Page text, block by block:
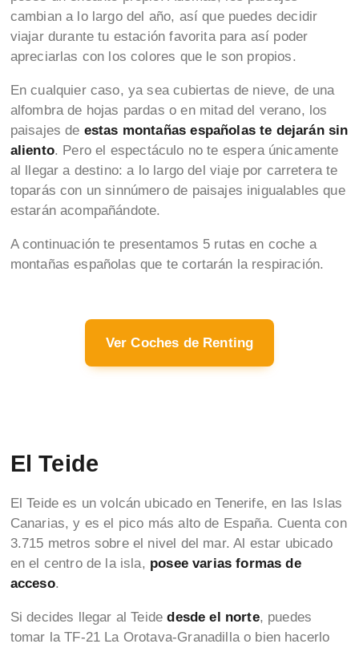
cambian a lo largo del año, así que puedes decidir
viajar durante tu estación favorita para así poder
apreciarlas con los colores que le son propios.
En cualquier caso, ya sea cubiertas de nieve, de una
alfombra de hojas pardas o en mitad del verano, los
paisajes de estas montañas españolas te dejarán sin
aliento. Pero el espectáculo no te espera únicamente
al llegar a destino: a lo largo del viaje por carretera te
toparás con un sinnúmero de paisajes inigualables que
estarán acompañándote.
A continuación te presentamos 5 rutas en coche a
montañas españolas que te cortarán la respiración.
Ver Coches de Renting
El Teide
El Teide es un volcán ubicado en Tenerife, en las Islas
Canarias, y es el pico más alto de España. Cuenta con
3.715 metros sobre el nivel del mar. Al estar ubicado
en el centro de la isla, posee varias formas de
acceso.
Si decides llegar al Teidedesde el norte, puedes
tomar la TF-21 La Orotava-Granadilla o bien hacerlo